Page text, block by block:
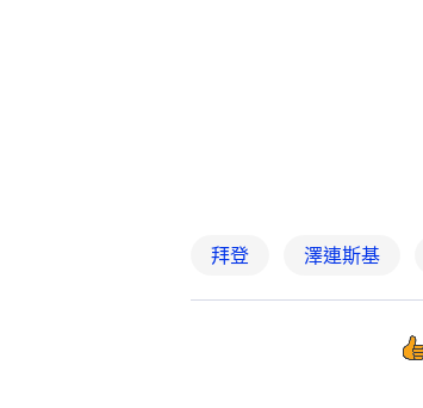
拜登 澤連斯基